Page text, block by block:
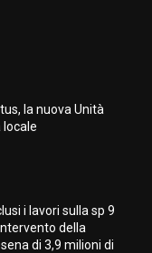
la nuova Unità
locale
i lavori sulla sp 9
della
di 3,9 milioni di